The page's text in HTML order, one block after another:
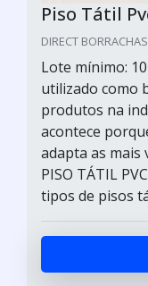
Piso Tátil
DIRECT
Lote mínimo:
utilizado como
produtos na
acontece
adapta as mais
PISO TÁTIL
tipos de pisos